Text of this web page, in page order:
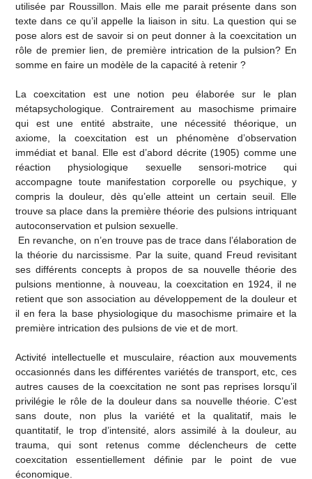
utilisée par Roussillon. Mais elle me parait présente dans son
texte dans ce qu’il appelle la liaison in situ. La question qui se
pose alors est de savoir si on peut donner à la coexcitation un
rôle de premier lien, de première intrication de la pulsion? En
somme en faire un modèle de la capacité à retenir ?
La coexcitation est une notion peu élaborée sur le plan
métapsychologique. Contrairement au masochisme primaire
qui est une entité abstraite, une nécessité théorique, un
axiome, la coexcitation est un phénomène d’observation
immédiat et banal. Elle est d’abord décrite (1905) comme une
réaction physiologique sexuelle sensori-motrice qui
accompagne toute manifestation corporelle ou psychique, y
compris la douleur, dès qu’elle atteint un certain seuil. Elle
trouve sa place dans la première théorie des pulsions intriquant
autoconservation et pulsion sexuelle.
En revanche, on n’en trouve pas de trace dans l’élaboration de
la théorie du narcissisme. Par la suite, quand Freud revisitant
ses différents concepts à propos de sa nouvelle théorie des
pulsions mentionne, à nouveau, la coexcitation en 1924, il ne
retient que son association au développement de la douleur et
il en fera la base physiologique du masochisme primaire et la
première intrication des pulsions de vie et de mort.
Activité intellectuelle et musculaire, réaction aux mouvements
occasionnés dans les différentes variétés de transport, etc, ces
autres causes de la coexcitation ne sont pas reprises lorsqu’il
privilégie le rôle de la douleur dans sa nouvelle théorie. C’est
sans doute, non plus la variété et la qualitatif, mais le
quantitatif, le trop d’intensité, alors assimilé à la douleur, au
trauma, qui sont retenus comme déclencheurs de cette
coexcitation essentiellement définie par le point de vue
économique.